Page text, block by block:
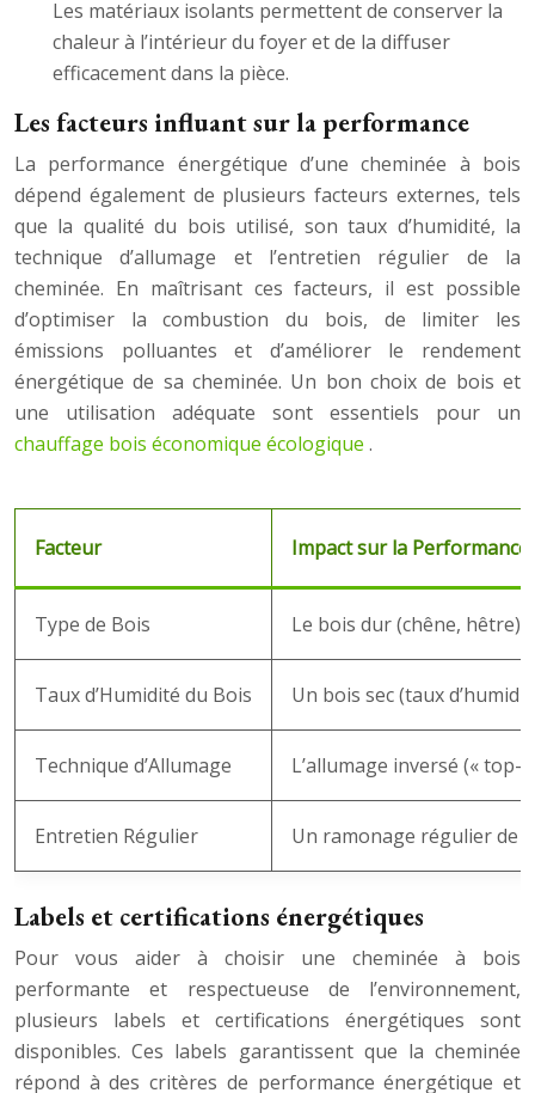
Les matériaux isolants permettent de conserver la
chaleur à l’intérieur du foyer et de la diffuser
efficacement dans la pièce.
Les facteurs influant sur la performance
La performance énergétique d’une cheminée à bois
dépend également de plusieurs facteurs externes, tels
que la qualité du bois utilisé, son taux d’humidité, la
technique d’allumage et l’entretien régulier de la
cheminée. En maîtrisant ces facteurs, il est possible
d’optimiser la combustion du bois, de limiter les
émissions polluantes et d’améliorer le rendement
énergétique de sa cheminée. Un bon choix de bois et
une utilisation adéquate sont essentiels pour un
chauffage bois économique écologique .
Facteur Impact sur la Performance
Type de Bois Le bois dur (chêne, hêtre)
Taux d’Humidité du Bois Un bois sec (taux
Technique d’Allumage L’allumage inversé («
Entretien Régulier Un ramonage régulier de
Labels et certifications énergétiques
Pour vous aider à choisir une cheminée à bois
performante et respectueuse de l’environnement,
plusieurs labels et certifications énergétiques sont
disponibles. Ces labels garantissent que la cheminée
répond à des critères de performance énergétique et